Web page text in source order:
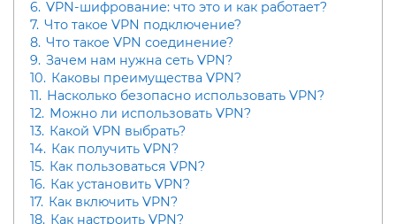
6. VPN-шифрование: что это и как работает?
7. Что такое VPN подключение?
8. Что такое VPN соединение?
9. Зачем нам нужна сеть VPN?
10. Каковы преимущества VPN?
11. Насколько безопасно использовать VPN?
12. Можно ли использовать VPN?
13. Какой VPN выбрать?
14. Как получить VPN?
15. Как пользоваться VPN?
16. Как установить VPN?
17. Как включить VPN?
18. Как настроить VPN?